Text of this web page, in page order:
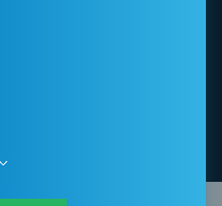
(FCV)
Innovation für die nächste